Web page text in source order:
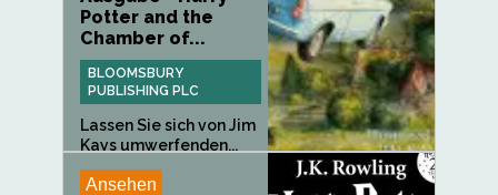
Potter and the
Chamber of...
BLOOMSBURY
PUBLISHING PLC
Lassen Sie sich von Jim
Kays umwerfenden...
Ansehen